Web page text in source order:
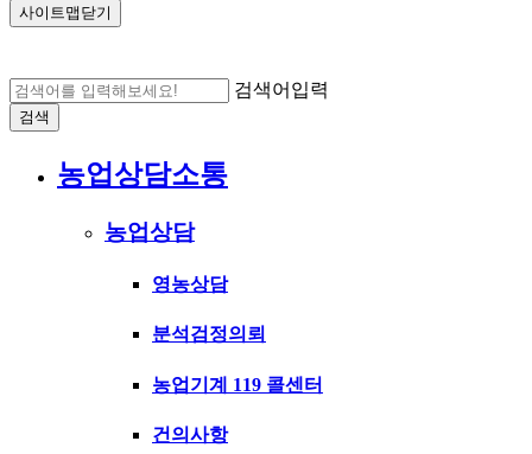
사이트맵닫기
검색어입력
검색
농업상담소통
농업상담
영농상담
분석검정의뢰
농업기계 119 콜센터
건의사항